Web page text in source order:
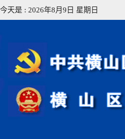
今天是 : 2026年8月9日 星期日